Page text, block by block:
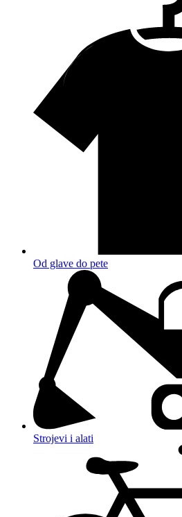
Od glave do pete
Strojevi i alati